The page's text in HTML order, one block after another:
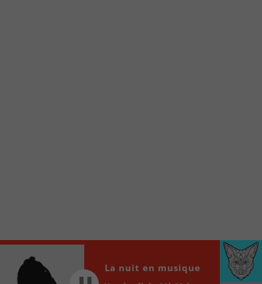
locale vous sont maintenant accessibles en un clic!
Audio
Player
00:00 00:00
La nuit en musique